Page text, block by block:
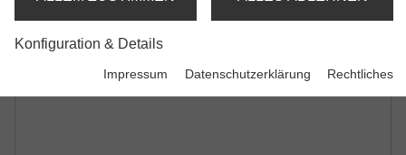
N'Zon 4 Rod Bag
Konfiguration & Details
Impressum Datenschutzerklärung Rechtliches